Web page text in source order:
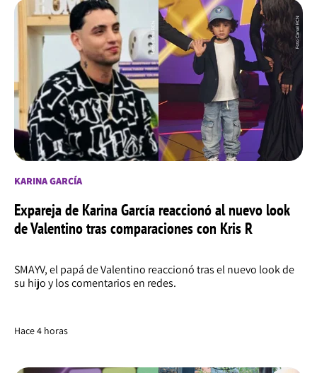
KARINA GARCÍA
Expareja de Karina García reaccionó al nuevo look
de Valentino tras comparaciones con Kris R
SMAYV, el papá de Valentino reaccionó tras el nuevo look de
su hijo y los comentarios en redes.
Hace 4 horas